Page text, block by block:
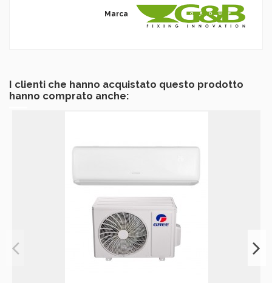
Marca
I clienti che hanno acquistato questo prodotto
hanno comprato anche: